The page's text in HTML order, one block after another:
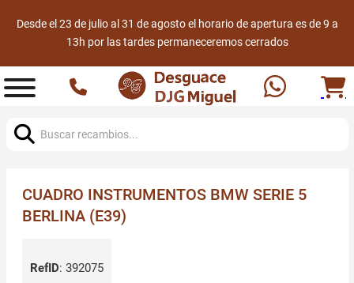
Desde el 23 de julio al 31 de agosto el horario de apertura es de 9 a
13h por las tardes permaneceremos cerrados
CUADRO INSTRUMENTOS BMW SERIE 5
BERLINA (E39)
RefID: 392075